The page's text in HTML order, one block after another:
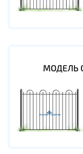
МОДЕЛЬ